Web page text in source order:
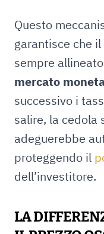
Questo
garantisce che il
sempre
mercato
successivo i
salire, la cedola
adeguerebbe
proteggendo il
dell’investitore.
LA